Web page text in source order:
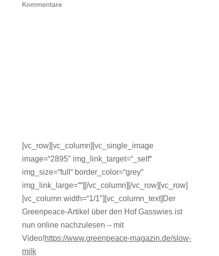
Kommentare
[vc_row][vc_column][vc_single_image
image=“2895″ img_link_target=“_self“
img_size=“full“ border_color=“grey“
img_link_large=““][/vc_column][/vc_row][vc_row]
[vc_column width=“1/1″][vc_column_text]Der
Greenpeace-Artikel über den Hof Gasswies ist
nun online nachzulesen – mit
Video!https://www.greenpeace-magazin.de/slow-
milk